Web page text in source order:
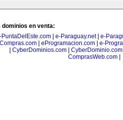
dominios en venta:
PuntaDelEste.com
e-Paraguay.net| e-
eProgramacion.com
e-
CyberDominios.com| CyberDominio.com
ComprasWeb.com|